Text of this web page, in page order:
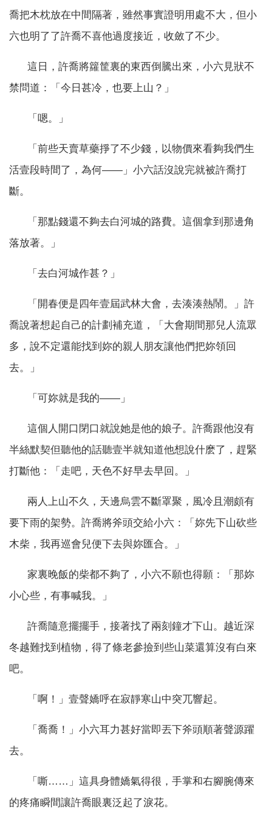
喬把木枕放在中間隔著，雖然事實證明用處不大，但小
六也明了了許喬不喜他過度接近，收斂了不少。
這日，許喬將籮筐裏的東西倒騰出來，小六見狀不
禁問道：「今日甚冷，也要上山？」
「嗯。」
「前些天賣草藥掙了不少錢，以物價來看夠我們生
活壹段時間了，為何——」小六話沒說完就被許喬打
斷。
「那點錢還不夠去白河城的路費。這個拿到那邊角
落放著。」
「去白河城作甚？」
「開春便是四年壹屆武林大會，去湊湊熱鬧。」許
喬說著想起自己的計劃補充道，「大會期間那兒人流眾
多，說不定還能找到妳的親人朋友讓他們把妳領回
去。」
「可妳就是我的——」
這個人開口閉口就說她是他的娘子。許喬跟他沒有
半絲默契但聽他的話聽壹半就知道他想說什麽了，趕緊
打斷他：「走吧，天色不好早去早回。」
兩人上山不久，天邊烏雲不斷罩聚，風冷且潮頗有
要下雨的架勢。許喬將斧頭交給小六：「妳先下山砍些
木柴，我再巡會兒便下去與妳匯合。」
家裏晚飯的柴都不夠了，小六不願也得願：「那妳
小心些，有事喊我。」
許喬隨意擺擺手，接著找了兩刻鐘才下山。越近深
冬越難找到植物，得了條老參撿到些山菜還算沒有白來
吧。
「啊！」壹聲嬌呼在寂靜寒山中突兀響起。
「喬喬！」小六耳力甚好當即丟下斧頭順著聲源躍
去。
「嘶……」這具身體嬌氣得很，手掌和右腳腕傳來
的疼痛瞬間讓許喬眼裏泛起了淚花。